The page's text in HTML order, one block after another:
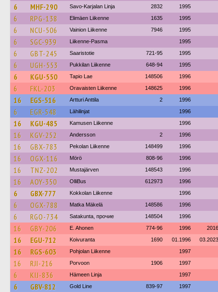
6 MHF-290 Savo-Karjalan Linja 2832 1995
6 RPG-138 Elimäen Liikenne 1635 1995
6 NCU-506 Vainion Liikenne 7946 1995
6 SGC-939 Liikenne-Pasma 1995
6 GBT-245 Saaristotie 721-95 1995
6 UGH-553 Pukkilan Liikenne 648-94 1995
6 KGU-550 Tapio Lae 148506 1996
6 FKL-203 Oravaisten Liikenne 148625 1996
16 EGS-516 Artturi Anttila 2 1996
6 EGR-548 Lähilinjat 1996
16 KGU-485 Kamusen Liikenne 1996
16 KGV-252 Andersson 2 1996
16 GBX-783 Pekolan Liikenne 148499 1996
16 OGX-116 Mörö 808-96 1996
16 TNZ-202 Mustajärven 148543 1996
16 AOY-350 OlliBus 612973 1996
6 GBX-777 Kokkolan Liikenne 1996
6 OGX-788 Matka Mäkelä 148586 1996
6 RGO-734 Satakunta, прочие 148504 1996
16 GBY-206 E. Ahonen 774-96 1996 2016
16 EGU-712 Koivuranta 1690 01.1996 03.2023
16 RGS-603 Pohjolan Liikenne 1997
16 RJI-216 Porvoon 1906 1997
6 KIJ-836 Hämeen Linja 1997
6 GBV-812 Gold Line 839-97 1997